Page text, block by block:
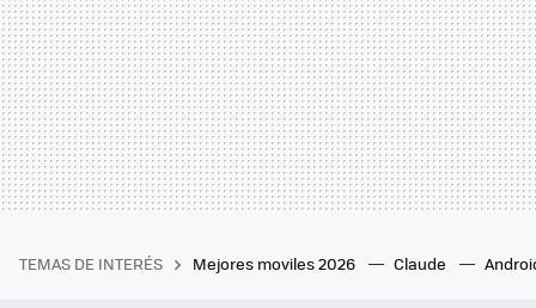
TEMAS DE INTERÉS Mejores moviles 2026 Claude